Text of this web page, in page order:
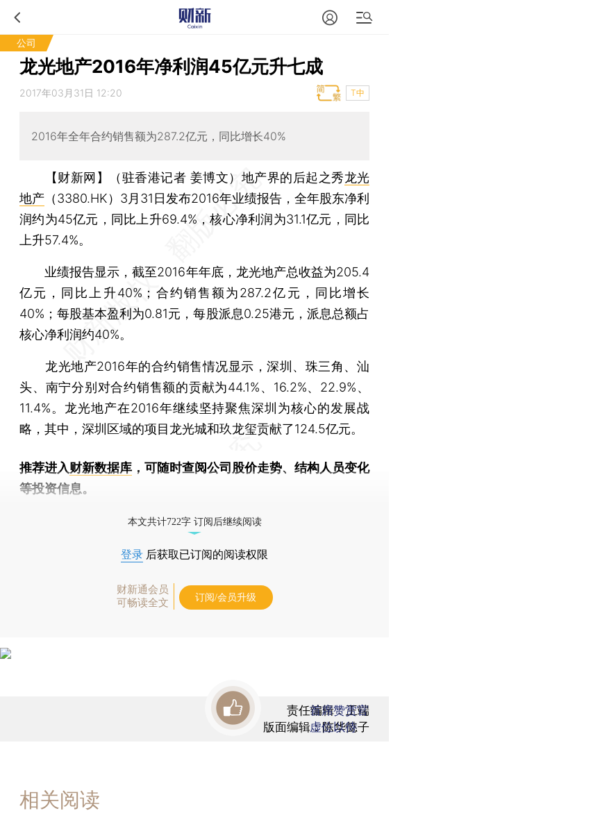
公司
龙光地产2016年净利润45亿元升七成
2017年03月31日 12:20 T中
2016年全年合约销售额为287.2亿元，同比增长40%
【财新网】（驻香港记者 姜博文） 地产界的后起之秀龙光
地产 （3380.HK）3月31日发布2016年业绩报告，全年股东净利
润约为45亿元，同比上升69.4%，核心净利润为31.1亿元，同比
上升57.4%。
业绩报告显示，截至2016年年底，龙光地产总收益为205.4
亿元，同比上升40%；合约销售额为287.2亿元，同比增长
40%；每股基本盈利为0.81元，每股派息0.25港元，派息总额占
核心净利润约40%。
龙光地产2016年的合约销售情况显示，深圳、珠三角、汕
头、南宁分别对合约销售额的贡献为44.1%、16.2%、22.9%、
11.4%。龙光地产在2016年继续坚持聚焦深圳为核心的发展战
略，其中，深圳区域的项目龙光城和玖龙玺贡献了124.5亿元。
推荐进入财新数据库 ，可随时查阅公司股价走势、结构人员变化
等投资信息。
本文共计722字 订阅后继续阅读
登录 后获取已订阅的阅读权限
财新通会员
可畅读全文
订阅/会员升级
责任编辑：王端
版面编辑：陈华懿子
首席赞赏官
虚位以待
相关阅读